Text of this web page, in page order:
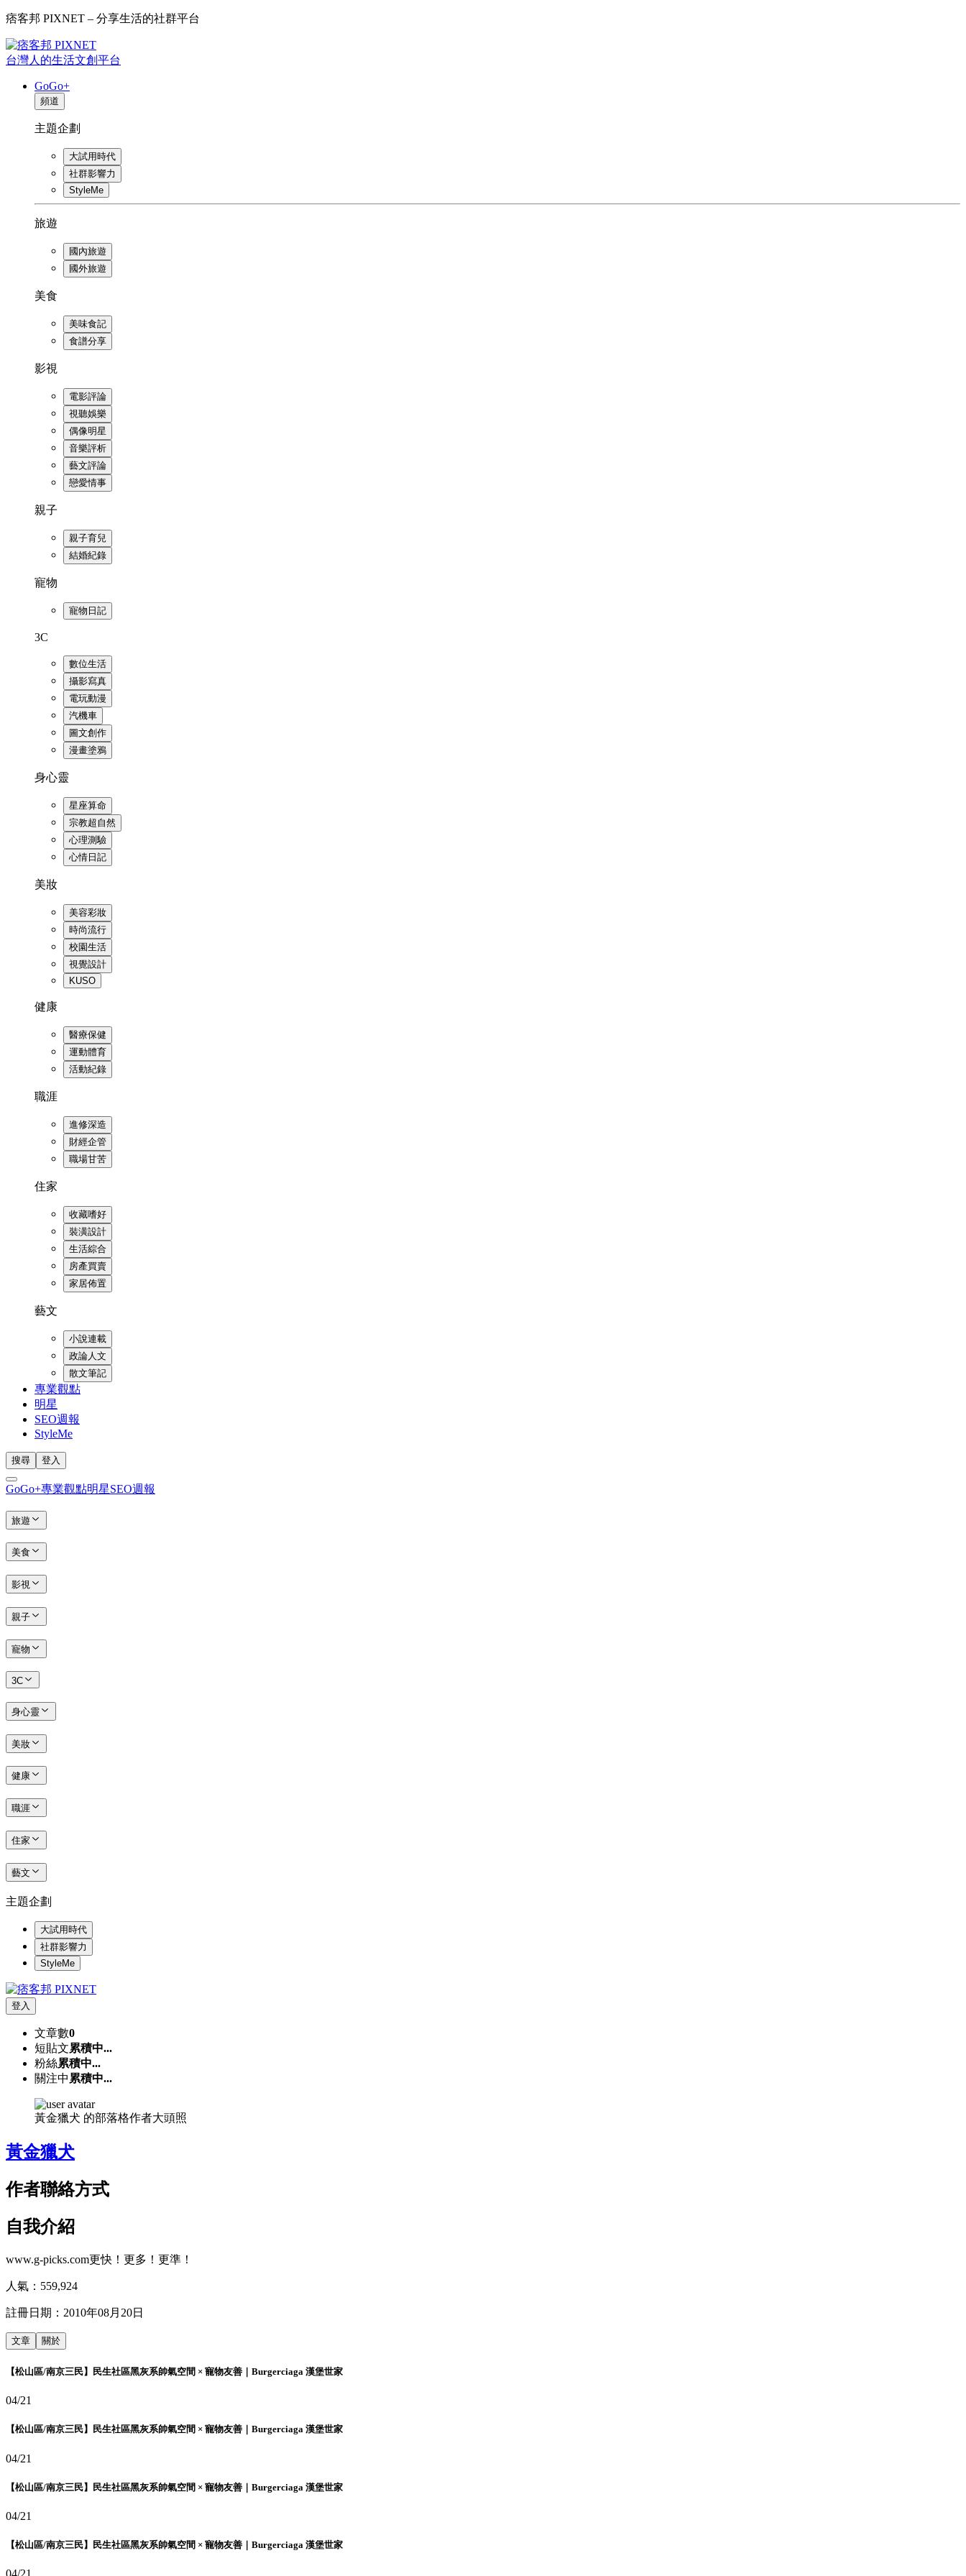
痞客邦 PIXNET – 分享生活的社群平台
台灣人的生活文創平台
GoGo+
頻道
主題企劃
大試用時代
社群影響力
StyleMe
旅遊
國內旅遊
國外旅遊
美食
美味食記
食譜分享
影視
電影評論
視聽娛樂
偶像明星
音樂評析
藝文評論
戀愛情事
親子
親子育兒
結婚紀錄
寵物
寵物日記
3C
數位生活
攝影寫真
電玩動漫
汽機車
圖文創作
漫畫塗鴉
身心靈
星座算命
宗教超自然
心理測驗
心情日記
美妝
美容彩妝
時尚流行
校園生活
視覺設計
KUSO
健康
醫療保健
運動體育
活動紀錄
職涯
進修深造
財經企管
職場甘苦
住家
收藏嗜好
裝潢設計
生活綜合
房產買賣
家居佈置
藝文
小說連載
政論人文
散文筆記
專業觀點
明星
SEO週報
StyleMe
搜尋 登入
GoGo+專業觀點明星SEO週報
旅遊
美食
影視
親子
寵物
3C
身心靈
美妝
健康
職涯
住家
藝文
主題企劃
大試用時代
社群影響力
StyleMe
登入
文章數0
短貼文累積中...
粉絲累積中...
關注中 累積中...
黃金獵犬 的部落格作者大頭照
黃金獵犬
作者聯絡方式
自我介紹
www.g-picks.com更快！更多！更準！
人氣： 559,924
註冊日期： 2010年08月20日
文章 關於
【松山區/南京三民】民生社區黑灰系帥氣空間 × 寵物友善｜Burgerciaga 漢堡世家
04/21
【松山區/南京三民】民生社區黑灰系帥氣空間 × 寵物友善｜Burgerciaga 漢堡世家
04/21
【松山區/南京三民】民生社區黑灰系帥氣空間 × 寵物友善｜Burgerciaga 漢堡世家
04/21
【松山區/南京三民】民生社區黑灰系帥氣空間 × 寵物友善｜Burgerciaga 漢堡世家